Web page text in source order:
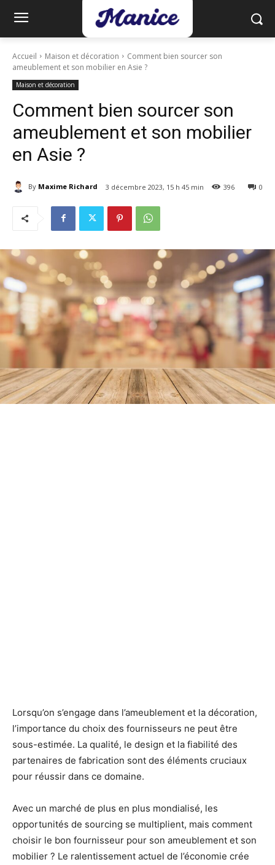
Accueil Maison et décoration
Comment bien sourcer son
ameublement et son mobilier en Asie ?
Maison et décoration
Comment bien sourcer son
ameublement et son mobilier
en Asie ?
By Maxime Richard 3 décembre 2023, 15 h 45 min 0
396
Lorsqu’on s’engage dans l’ameublement et la décoration,
l’importance du choix des fournisseurs ne peut être
sous-estimée. La qualité, le design et la fiabilité des
partenaires de fabrication sont des éléments cruciaux
pour réussir dans ce domaine.
Avec un marché de plus en plus mondialisé, les
opportunités de sourcing se multiplient, mais comment
choisir le bon fournisseur pour son ameublement et son
mobilier ? Le ralentissement actuel de l’économie crée